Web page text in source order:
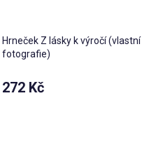
Hrneček Z lásky k výročí (vlastní
fotografie)
272 Kč